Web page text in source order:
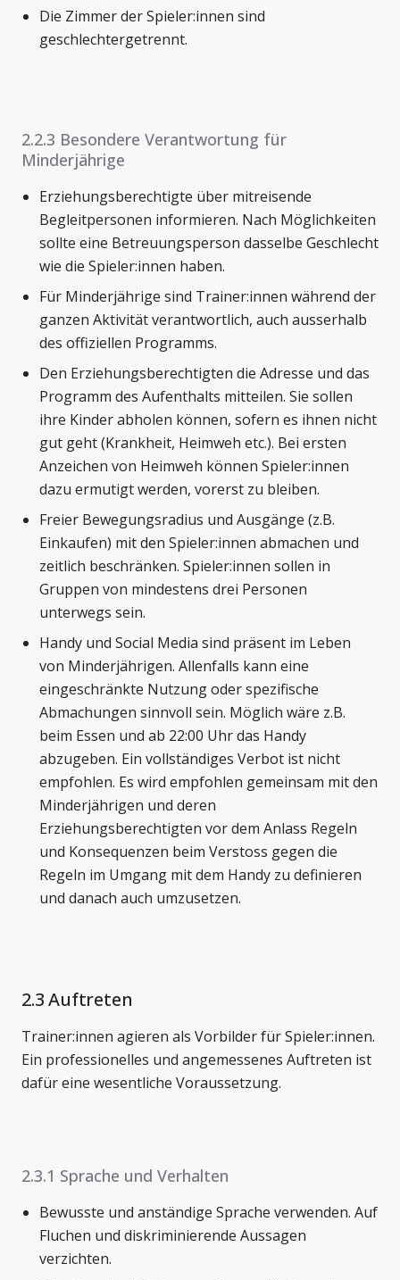
Die Zimmer der Spieler:innen sind
geschlechtergetrennt.
2.2.3 Besondere Verantwortung für
Minderjährige
Erziehungsberechtigte über mitreisende
Begleitpersonen informieren. Nach Möglichkeiten
sollte eine Betreuungsperson dasselbe Geschlecht
wie die Spieler:innen haben.
Für Minderjährige sind Trainer:innen während der
ganzen Aktivität verantwortlich, auch ausserhalb
des offiziellen Programms.
Den Erziehungsberechtigten die Adresse und das
Programm des Aufenthalts mitteilen. Sie sollen
ihre Kinder abholen können, sofern es ihnen nicht
gut geht (Krankheit, Heimweh etc.). Bei ersten
Anzeichen von Heimweh können Spieler:innen
dazu ermutigt werden, vorerst zu bleiben.
Freier Bewegungsradius und Ausgänge (z.B.
Einkaufen) mit den Spieler:innen abmachen und
zeitlich beschränken. Spieler:innen sollen in
Gruppen von mindestens drei Personen
unterwegs sein.
Handy und Social Media sind präsent im Leben
von Minderjährigen. Allenfalls kann eine
eingeschränkte Nutzung oder spezifische
Abmachungen sinnvoll sein. Möglich wäre z.B.
beim Essen und ab 22:00 Uhr das Handy
abzugeben. Ein vollständiges Verbot ist nicht
empfohlen. Es wird empfohlen gemeinsam mit den
Minderjährigen und deren
Erziehungsberechtigten vor dem Anlass Regeln
und Konsequenzen beim Verstoss gegen die
Regeln im Umgang mit dem Handy zu definieren
und danach auch umzusetzen.
2.3 Auftreten
Trainer:innen agieren als Vorbilder für Spieler:innen.
Ein professionelles und angemessenes Auftreten ist
dafür eine wesentliche Voraussetzung.
2.3.1 Sprache und Verhalten
Bewusste und anständige Sprache verwenden. Auf
Fluchen und diskriminierende Aussagen
verzichten.